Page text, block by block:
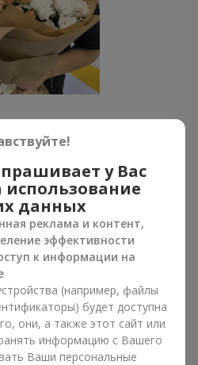
доставок
этот товар
клиенты
у Вас
использование
данных
реклама и контент,
эффективности
к информации на
(например, файлы
будет доступна
они, а также этот сайт или
информацию с Вашего
Ваши персональные